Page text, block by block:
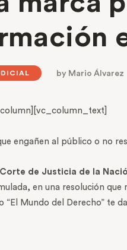
by Mario Álvarez
engañen al público o no
de Justicia de la
en una resolución
“El Mundo del Derecho” te